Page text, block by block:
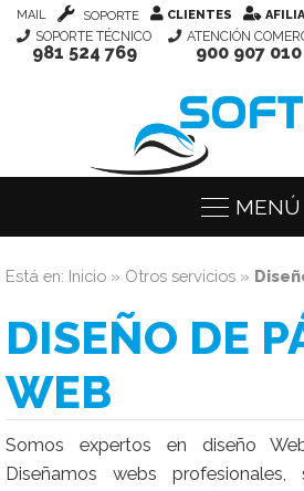
MAIL SOPORTE CLIENTES
SOPORTE TÉCNICO
981 524 769
ATENCIÓN
900 907 010
MENÚ
Está en: Inicio » Otros servicios »
DISEÑO DE
WEB
Somos expertos en diseño
Diseñamos webs profesionales,